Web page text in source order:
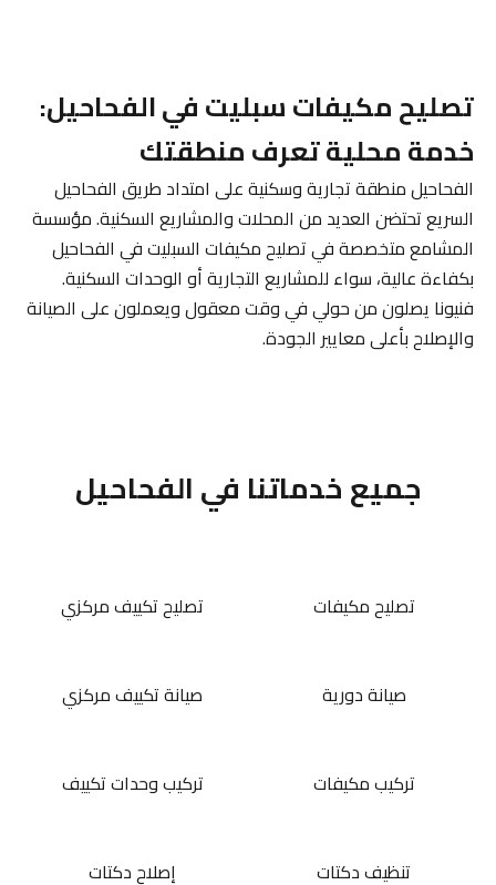
تصليح مكيفات سبليت في الفحاحيل:
خدمة محلية تعرف منطقتك
الفحاحيل منطقة تجارية وسكنية على امتداد طريق الفحاحيل
السريع تحتضن العديد من المحلات والمشاريع السكنية. مؤسسة
المشامع متخصصة في تصليح مكيفات السبليت في الفحاحيل
بكفاءة عالية، سواء للمشاريع التجارية أو الوحدات السكنية.
فنيونا يصلون من حولي في وقت معقول ويعملون على الصيانة
والإصلاح بأعلى معايير الجودة.
جميع خدماتنا في الفحاحيل
تصليح مكيفات تصليح تكييف مركزي
صيانة دورية صيانة تكييف مركزي
تركيب مكيفات تركيب وحدات تكييف
تنظيف دكتات إصلاح دكتات